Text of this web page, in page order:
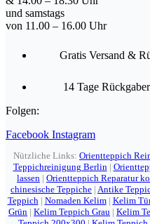
und samstags
von 11.00 – 16.00 Uhr
Gratis Versand &
14 Tage
Folgen:
Facebook Instagram
Nützliche Links: Orientteppich
Teppichreinigung Berlin|
lassen | Orientteppich Reparatur
chinesische Teppiche | Antike
Teppich| Nomaden Kelim| Kelim
Grün | Kelim Teppich Grau | Kelim